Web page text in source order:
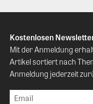
Kostenlosen
Mit der Anmeldung
Artikel sortiert nach
Anmeldung jederzeit